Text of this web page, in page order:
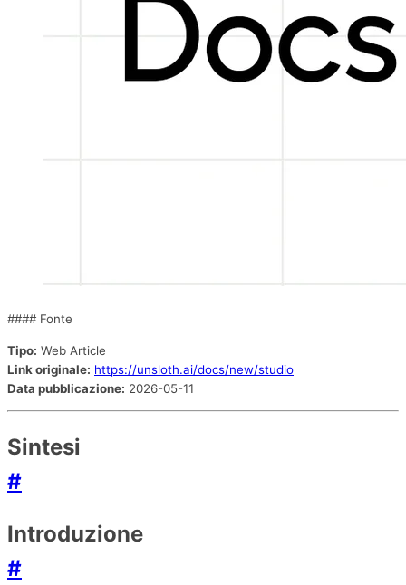
#### Fonte
Tipo: Web Article
Link originale: https://unsloth.ai/docs/new/studio
Data pubblicazione: 2026-05-11
Sintesi
#
Introduzione
#